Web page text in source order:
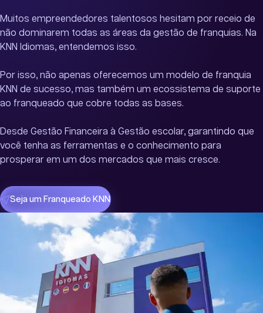
Muitos empreendedores talentosos hesitam por receio de
não dominarem todas as áreas da gestão de franquias. Na
KNN Idiomas, entendemos isso.
Por isso, não apenas oferecemos um modelo de franquia
KNN de sucesso, mas também um ecossistema de suporte
ao franqueado que cobre todas as bases.
Desde Gestão Financeira à Gestão escolar, garantindo que
você tenha as ferramentas e o conhecimento para
prosperar em um dos mercados que mais cresce.
Seja um Franqueado KNN